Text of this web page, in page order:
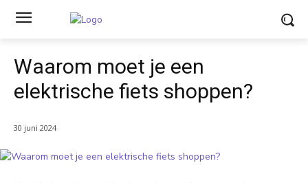
Waarom moet je een
elektrische fiets shoppen?
30 juni 2024